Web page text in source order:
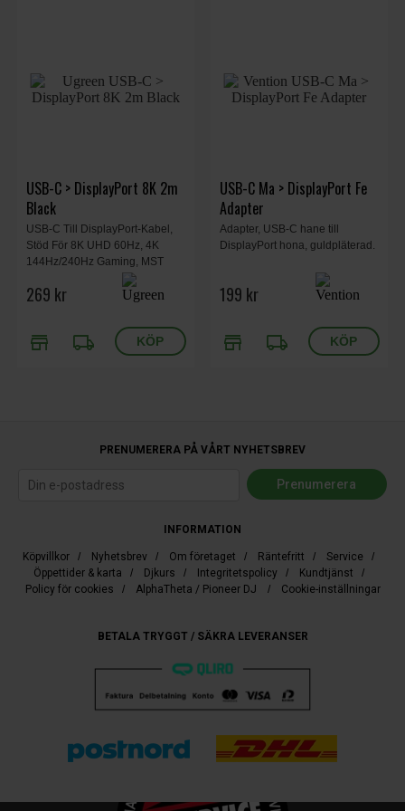
USB-C > DisplayPort 8K 2m
Black
USB-C Till DisplayPort-Kabel,
Stöd För 8K UHD 60Hz, 4K
144Hz/240Hz Gaming, MST
Aluminiumhölje, Flätad Kabel,
269 kr
store local_shipping
USB-C Ma > DisplayPort Fe
Adapter
Adapter, USB-C hane till
DisplayPort hona, guldpläterad.
199 kr
store local_shipping
PRENUMERERA PÅ VÅRT NYHETSBREV
INFORMATION
Köpvillkor / Nyhetsbrev / Om företaget / Räntefritt / Service /
Öppettider & karta / Djkurs / Integritetspolicy / Kundtjänst /
Policy för cookies / AlphaTheta / Pioneer DJ / Cookie-inställningar
BETALA TRYGGT / SÄKRA LEVERANSER